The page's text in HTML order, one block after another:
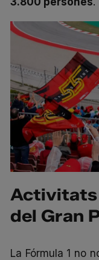
Activitats
del Gran
La Fórmula 1 no